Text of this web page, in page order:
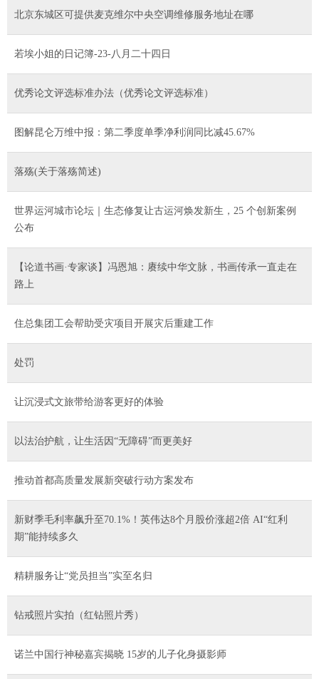
北京东城区可提供麦克维尔中央空调维修服务地址在哪
若埃小姐的日记簿-23-八月二十四日
优秀论文评选标准办法（优秀论文评选标准）
图解昆仑万维中报：第二季度单季净利润同比减45.67%
落殇(关于落殇简述)
世界运河城市论坛｜生态修复让古运河焕发新生，25 个创新案例
公布
【论道书画·专家谈】冯恩旭：赓续中华文脉，书画传承一直走在
路上
住总集团工会帮助受灾项目开展灾后重建工作
处罚
让沉浸式文旅带给游客更好的体验
以法治护航，让生活因“无障碍”而更美好
推动首都高质量发展新突破行动方案发布
新财季毛利率飙升至70.1%！英伟达8个月股价涨超2倍 AI“红利
期”能持续多久
精耕服务让“党员担当”实至名归
钻戒照片实拍（红钻照片秀）
诺兰中国行神秘嘉宾揭晓 15岁的儿子化身摄影师